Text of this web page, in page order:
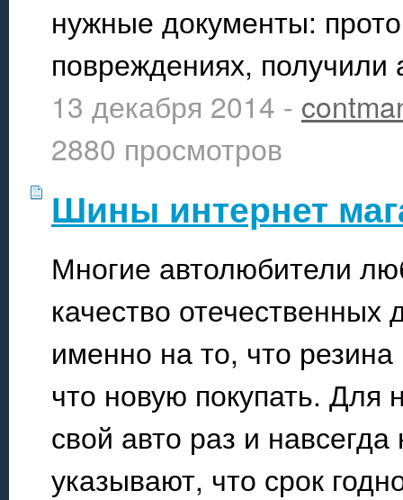
нужные документы:
повреждениях,
13 декабря 2014 -
2880 просмотров
Шины интернет
Многие автолюбители
качество
именно на то, что
что новую покупать. Для
свой авто раз и
указывают, что срок